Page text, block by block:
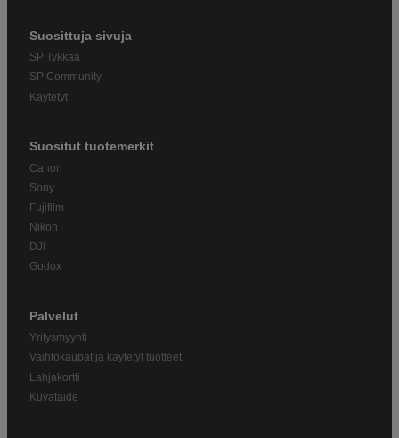
Suosittuja sivuja
SP Tykkää
SP Community
Käytetyt
Suositut tuotemerkit
Canon
Sony
Fujifilm
Nikon
DJI
Godox
Palvelut
Yritysmyynti
Vaihtokaupat ja käytetyt tuotteet
Lahjakortti
Kuvataide